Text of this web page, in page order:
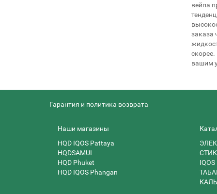
вейпа
заказа
скорее.
вашим
Гарантия и политика возврата
Наши магазины
HQD IQOS Pattaya
HQDSAMUI
HQD Phuket
HQD IQOS Phangan
IQOS